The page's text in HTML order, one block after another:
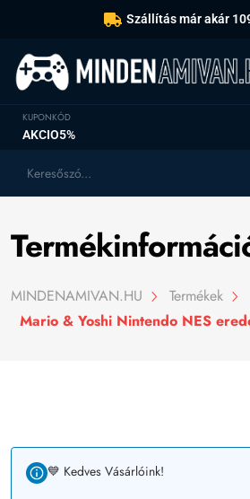
Szállítás már akár
KUPONKÓD
AKCIO5%
MINDENAMIVAN.HU
Termékek
Mario & Yoshi Nintendo NES
💙 Kedves Vásárlóink!